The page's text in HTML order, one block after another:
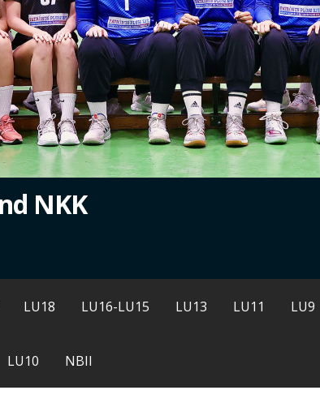
NKK
LU18 LU16-LU15 LU13 LU11 LU9
LU10 NBII